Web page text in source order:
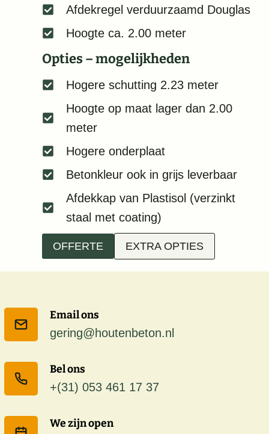
Afdekregel verduurzaamd Douglas
Hoogte ca. 2.00 meter
Opties – mogelijkheden
Hogere schutting 2.23 meter
Hoogte op maat lager dan 2.00
meter
Hogere onderplaat
Betonkleur ook in grijs leverbaar
Afdekkap van Plastisol (verzinkt
staal met coating)
OFFERTE EXTRA OPTIES
Email ons
gering@houtenbeton.nl
Bel ons
+(31) 053 461 17 37
We zijn open